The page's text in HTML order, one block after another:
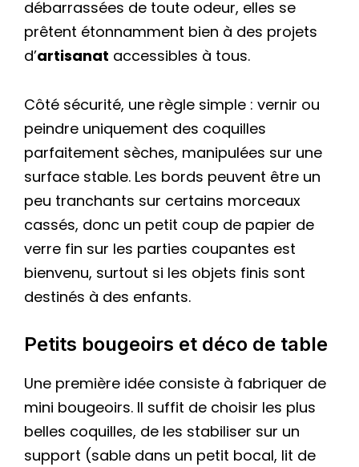
débarrassées de toute odeur, elles se
prêtent étonnamment bien à des projets
d’artisanat accessibles à tous.
Côté sécurité, une règle simple : vernir ou
peindre uniquement des coquilles
parfaitement sèches, manipulées sur une
surface stable. Les bords peuvent être un
peu tranchants sur certains morceaux
cassés, donc un petit coup de papier de
verre fin sur les parties coupantes est
bienvenu, surtout si les objets finis sont
destinés à des enfants.
Petits bougeoirs et déco de table
Une première idée consiste à fabriquer de
mini bougeoirs. Il suffit de choisir les plus
belles coquilles, de les stabiliser sur un
support (sable dans un petit bocal, lit de